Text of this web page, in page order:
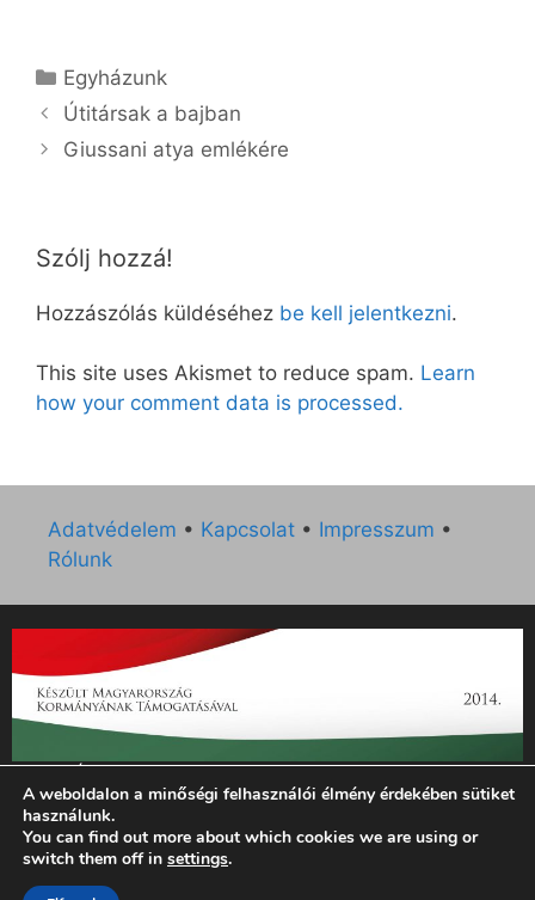
Kategória
Egyházunk
Útitársak a bajban
Giussani atya emlékére
Szólj hozzá!
Hozzászólás küldéséhez be kell jelentkezni.
This site uses Akismet to reduce spam. Learn
how your comment data is processed.
Adatvédelem • Kapcsolat • Impresszum •
Rólunk
„Az Új Ember katolikus hetilap 2014. évi működésének
támogatását az EGYH-KCP-14-P-0121 sz. támogatási
szerződés keretében 3 000 000 Ft összegben támogatta az
Emberi Erőforrások Minisztériuma.”
A weboldalon a minőségi felhasználói élmény érdekében sütiket
használunk.
You can find out more about which cookies we are using or
switch them off in settings.